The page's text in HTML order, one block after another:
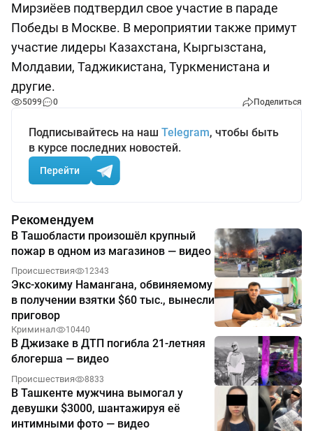
Мирзиёев подтвердил свое участие в параде
Победы в Москве. В мероприятии также примут
участие лидеры Казахстана, Кыргызстана,
Молдавии, Таджикистана, Туркменистана и
другие.
5099 0 Поделиться
Подписывайтесь на наш Telegram, чтобы быть
в курсе последних новостей.
Перейти
Рекомендуем
В Ташобласти произошёл крупный
пожар в одном из магазинов — видео
Происшествия 12343
Экс-хокиму Намангана, обвиняемому
в получении взятки $60 тыс., вынесли
приговор
Криминал 10440
В Джизаке в ДТП погибла 21-летняя
блогерша — видео
Происшествия 8833
В Ташкенте мужчина вымогал у
девушки $3000, шантажируя её
интимными фото — видео